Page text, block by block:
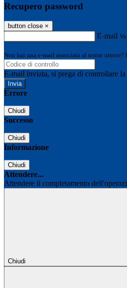
Recupero password
button close ×
E-mail
Non hai una e-mail associata al nome
E-mail inviata, si prega di controllare
Errore
Chiudi
Successo
Chiudi
Informazione
Chiudi
Attendere...
Attendere il completamento
Chiudi